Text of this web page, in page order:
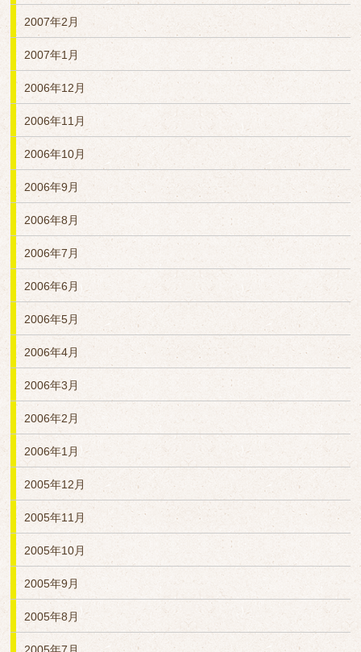
2007年2月
2007年1月
2006年12月
2006年11月
2006年10月
2006年9月
2006年8月
2006年7月
2006年6月
2006年5月
2006年4月
2006年3月
2006年2月
2006年1月
2005年12月
2005年11月
2005年10月
2005年9月
2005年8月